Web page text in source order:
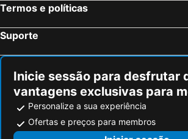
Termos e políticas
Suporte
Inicie sessão para desfrutar
vantagens exclusivas para
Personalize a sua experiência
Ofertas e preços para membros